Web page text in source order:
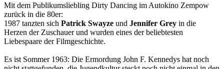
Mit dem Publikumsliebling Dirty Dancing im Autokino Zempow
zurück in die 80er:
1987 tanzten sich Patrick Swayze und Jennifer Grey in die
Herzen der Zuschauer und wurden eines der beliebtesten
Liebespaare der Filmgeschichte.
Es ist Sommer 1963: Die Ermordung John F. Kennedys hat noch